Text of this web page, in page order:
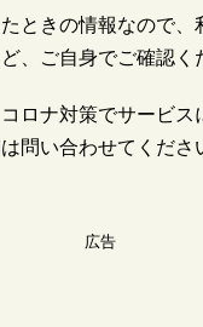
ときの情報なので、
、ご自身でご確認く
ロナ対策でサービス
問い合わせてくださ
広告